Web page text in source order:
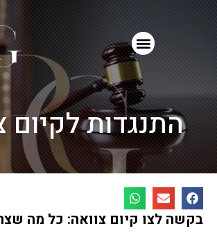
התנגדות לקיום
בקשה לצו קיום צוואה: כל מה